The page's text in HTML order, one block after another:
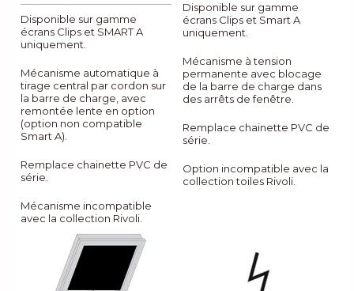
Disponible sur gamme
écrans Clips et SMART A
uniquement.
Mécanisme automatique à
tirage central par cordon sur
la barre de charge, avec
remontée lente en option
(option non compatible
Smart A).
Remplace chainette PVC de
série.
Mécanisme incompatible
avec la collection Rivoli.
Disponible sur gamme
écrans Clips et Smart A
uniquement.
Mécanisme à tension
permanente avec blocage
de la barre de charge dans
des arrêts de fenêtre.
Remplace chainette PVC de
série.
Option incompatible avec la
collection toiles Rivoli.